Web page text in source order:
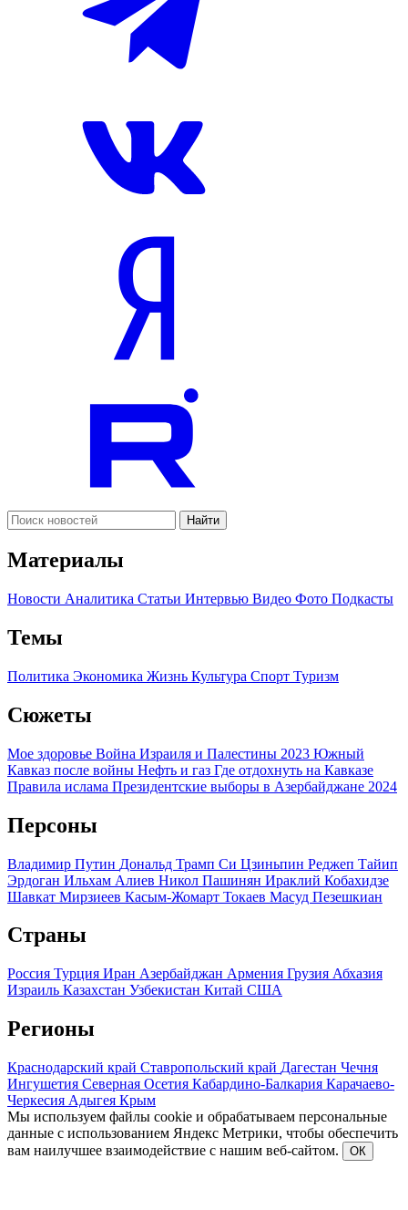
Найти
Материалы
Новости Аналитика Статьи Интервью Видео Фото Подкасты
Темы
Политика Экономика Жизнь Культура Спорт Туризм
Сюжеты
Мое здоровье Война Израиля и Палестины 2023 Южный
Кавказ после войны Нефть и газ Где отдохнуть на Кавказе
Правила ислама Президентские выборы в Азербайджане 2024
Персоны
Владимир Путин Дональд Трамп Си Цзиньпин Реджеп Тайип
Эрдоган Ильхам Алиев Никол Пашинян Ираклий Кобахидзе
Шавкат Мирзиеев Касым-Жомарт Токаев Масуд Пезешкиан
Страны
Россия Турция Иран Азербайджан Армения Грузия Абхазия
Израиль Казахстан Узбекистан Китай США
Регионы
Краснодарский край Ставропольский край Дагестан Чечня
Ингушетия Северная Осетия Кабардино-Балкария Карачаево-
Черкесия Адыгея Крым
Мы используем файлы cookie и обрабатываем персональные
данные с использованием Яндекс Метрики, чтобы обеспечить
вам наилучшее взаимодействие с нашим веб-сайтом.
ОК